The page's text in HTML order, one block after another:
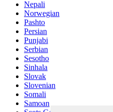
Nepali
Norwegian
Pashto
Persian
Punjabi
Serbian
Sesotho
Sinhala
Slovak
Slovenian
Somali
Samoan